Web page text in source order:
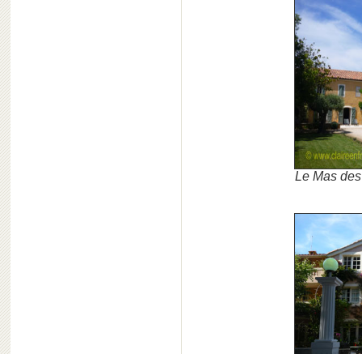
Le Mas